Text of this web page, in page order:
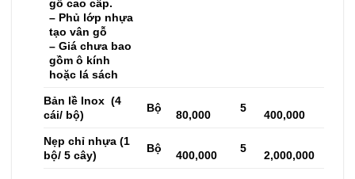
gỗ cao cấp.
– Phủ lớp nhựa
tạo vân gỗ
– Giá chưa bao
gồm ô kính
hoặc lá sách
Bản lề Inox (4
cái/ bộ)
Bộ
80,000
5
400,000
Nẹp chỉ nhựa (1
bộ/ 5 cây)
Bộ
400,000
5
2,000,000